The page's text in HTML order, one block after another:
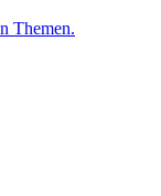
Themen.